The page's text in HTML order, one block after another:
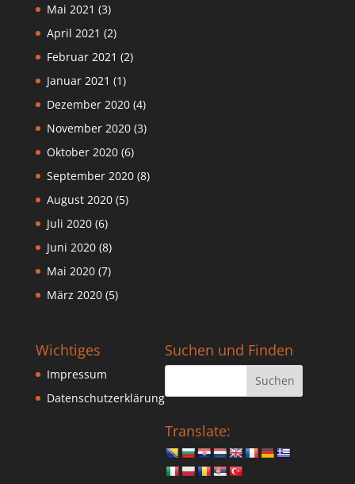
Mai 2021 (3)
April 2021 (2)
Februar 2021 (2)
Januar 2021 (1)
Dezember 2020(4)
November 2020(3)
Oktober 2020(6)
September 2020(8)
August 2020(5)
Juli 2020(6)
Juni 2020(8)
Mai 2020(7)
März 2020(5)
Wichtiges
Impressum
Datenschutzerklärung
Suchen und Finden
Translate: